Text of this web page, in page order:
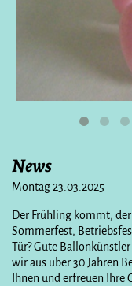
News
Montag 23.03.2025
Der Frühling kommt,
Sommerfest,
Tür? Gute
wir aus über 30 Jahren
Ihnen und erfreuen